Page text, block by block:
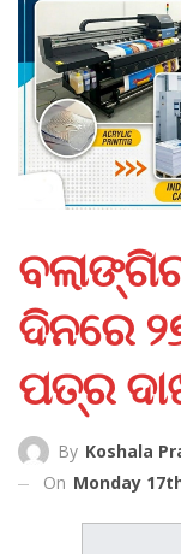
ଦିନରେ
ପତ୍ର
By Koshala
On Monday